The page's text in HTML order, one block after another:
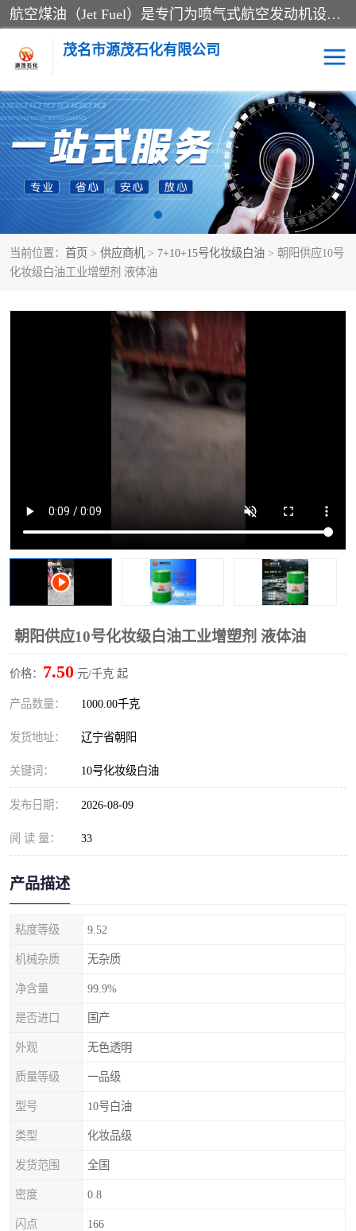
航空煤油（Jet Fuel）是专门为喷气式航空发动机设计的高纯度燃料，主要分为Jet A、Jet A-1和Jet B等类型。其特点是闪点高、低温流动性好，并添加了抗静电剂和抗氧化剂以确保飞行安全。航空煤油需
茂名市源茂石化有限公司
当前位置： 首页 > 供应商机 > 7+10+15号化妆级白油 > 朝阳供应10号
化妆级白油工业增塑剂 液体油
朝阳供应10号化妆级白油工业增塑剂 液体油
价格： 7.50 元/千克 起
产品数量： 1000.00千克
发货地址： 辽宁省朝阳
关键词： 10号化妆级白油
发布日期： 2026-08-09
阅 读 量： 33
产品描述
粘度等级 9.52
机械杂质 无杂质
净含量 99.9%
是否进口 国产
外观 无色透明
质量等级 一品级
型号 10号白油
类型 化妆品级
发货范围 全国
密度 0.8
闪点 166
RP3航空煤油 D20+D30溶剂油
D40+D60溶剂油 D80+D100溶剂油
6号+120号溶剂油 260号溶剂油
异构烷烃 天然乳胶
26+32号化妆级白油 46+68号化妆级白油